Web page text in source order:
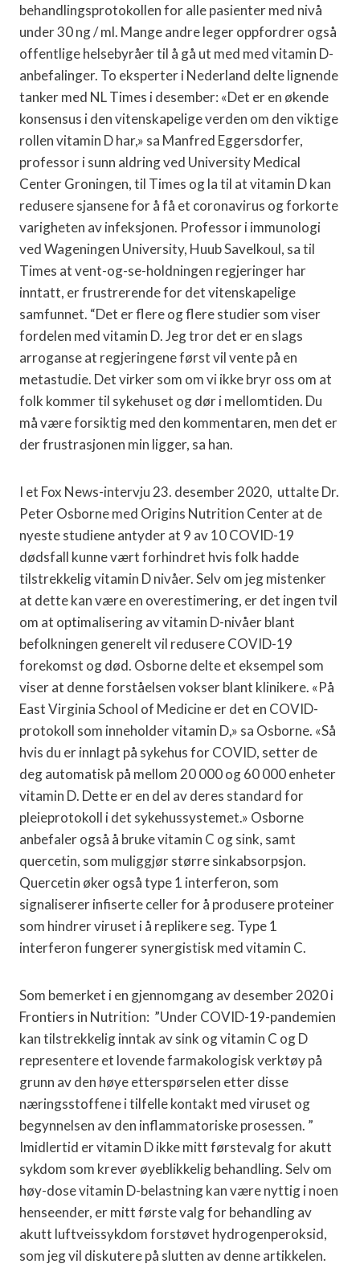
behandlingsprotokollen for alle pasienter med nivå
under 30 ng / ml. Mange andre leger oppfordrer også
offentlige helsebyråer til å gå ut med med vitamin D-
anbefalinger. To eksperter i Nederland delte lignende
tanker med NL Times i desember: «Det er en økende
konsensus i den vitenskapelige verden om den viktige
rollen vitamin D har,» sa Manfred Eggersdorfer,
professor i sunn aldring ved University Medical
Center Groningen, til Times og la til at vitamin D kan
redusere sjansene for å få et coronavirus og forkorte
varigheten av infeksjonen. Professor i immunologi
ved Wageningen University, Huub Savelkoul, sa til
Times at vent-og-se-holdningen regjeringer har
inntatt, er frustrerende for det vitenskapelige
samfunnet. “Det er flere og flere studier som viser
fordelen med vitamin D. Jeg tror det er en slags
arroganse at regjeringene først vil vente på en
metastudie. Det virker som om vi ikke bryr oss om at
folk kommer til sykehuset og dør i mellomtiden. Du
må være forsiktig med den kommentaren, men det er
der frustrasjonen min ligger, sa han.
I et Fox News-intervju 23. desember 2020, uttalte Dr.
Peter Osborne med Origins Nutrition Center at de
nyeste studiene antyder at 9 av 10 COVID-19
dødsfall kunne vært forhindret hvis folk hadde
tilstrekkelig vitamin D nivåer. Selv om jeg mistenker
at dette kan være en overestimering, er det ingen tvil
om at optimalisering av vitamin D-nivåer blant
befolkningen generelt vil redusere COVID-19
forekomst og død. Osborne delte et eksempel som
viser at denne forståelsen vokser blant klinikere. «På
East Virginia School of Medicine er det en COVID-
protokoll som inneholder vitamin D,» sa Osborne. «Så
hvis du er innlagt på sykehus for COVID, setter de
deg automatisk på mellom 20 000 og 60 000 enheter
vitamin D. Dette er en del av deres standard for
pleieprotokoll i det sykehussystemet.» Osborne
anbefaler også å bruke vitamin C og sink, samt
quercetin, som muliggjør større sinkabsorpsjon.
Quercetin øker også type 1 interferon, som
signaliserer infiserte celler for å produsere proteiner
som hindrer viruset i å replikere seg. Type 1
interferon fungerer synergistisk med vitamin C.
Som bemerket i en gjennomgang av desember 2020 i
Frontiers in Nutrition: ”Under COVID-19-pandemien
kan tilstrekkelig inntak av sink og vitamin C og D
representere et lovende farmakologisk verktøy på
grunn av den høye etterspørselen etter disse
næringsstoffene i tilfelle kontakt med viruset og
begynnelsen av den inflammatoriske prosessen. ”
Imidlertid er vitamin D ikke mitt førstevalg for akutt
sykdom som krever øyeblikkelig behandling. Selv om
høy-dose vitamin D-belastning kan være nyttig i noen
henseender, er mitt første valg for behandling av
akutt luftveissykdom forstøvet hydrogenperoksid,
som jeg vil diskutere på slutten av denne artikkelen.